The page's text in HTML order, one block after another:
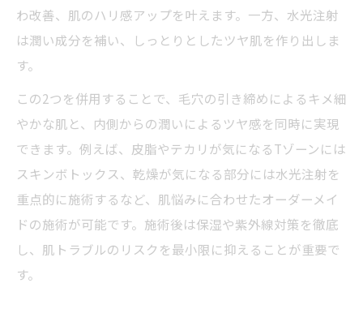
わ改善、肌のハリ感アップを叶えます。一方、水光注射
は潤い成分を補い、しっとりとしたツヤ肌を作り出しま
す。
この2つを併用することで、毛穴の引き締めによるキメ細
やかな肌と、内側からの潤いによるツヤ感を同時に実現
できます。例えば、皮脂やテカリが気になるTゾーンには
スキンボトックス、乾燥が気になる部分には水光注射を
重点的に施術するなど、肌悩みに合わせたオーダーメイ
ドの施術が可能です。施術後は保湿や紫外線対策を徹底
し、肌トラブルのリスクを最小限に抑えることが重要で
す。